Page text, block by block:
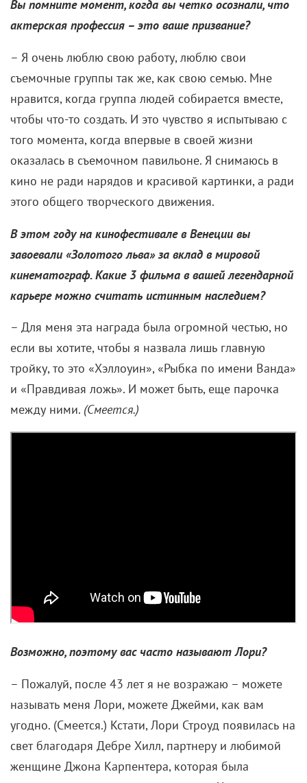
Вы помните момент, когда вы четко осознали, что
актерская профессия – это ваше призвание?
– Я очень люблю свою работу, люблю свои
съемочные группы так же, как свою семью. Мне
нравится, когда группа людей собирается вместе,
чтобы что-то создать. И это чувство я испытываю с
того момента, когда впервые в своей жизни
оказалась в съемочном павильоне. Я снимаюсь в
кино не ради нарядов и красивой картинки, а ради
этого общего творческого движения.
В этом году на кинофестивале в Венеции вы
завоевали «Золотого льва» за вклад в мировой
кинематограф. Какие 3 фильма в вашей легендарной
карьере можно считать истинным наследием?
– Для меня эта награда была огромной честью, но
если вы хотите, чтобы я назвала лишь главную
тройку, то это «Хэллоуин», «Рыбка по имени Ванда»
и «Правдивая ложь». И может быть, еще парочка
между ними. (Смеется.)
Возможно, поэтому вас часто называют Лори?
– Пожалуй, после 43 лет я не возражаю – можете
называть меня Лори, можете Джейми, как вам
угодно. (Смеется.) Кстати, Лори Строуд появилась на
свет благодаря Дебре Хилл, партнеру и любимой
женщине Джона Карпентера, которая была